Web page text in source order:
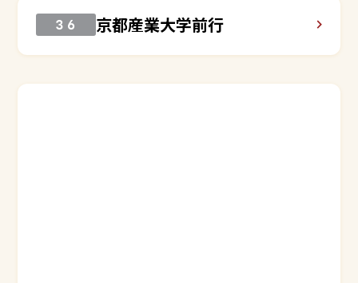
３６ 京都産業大学前行